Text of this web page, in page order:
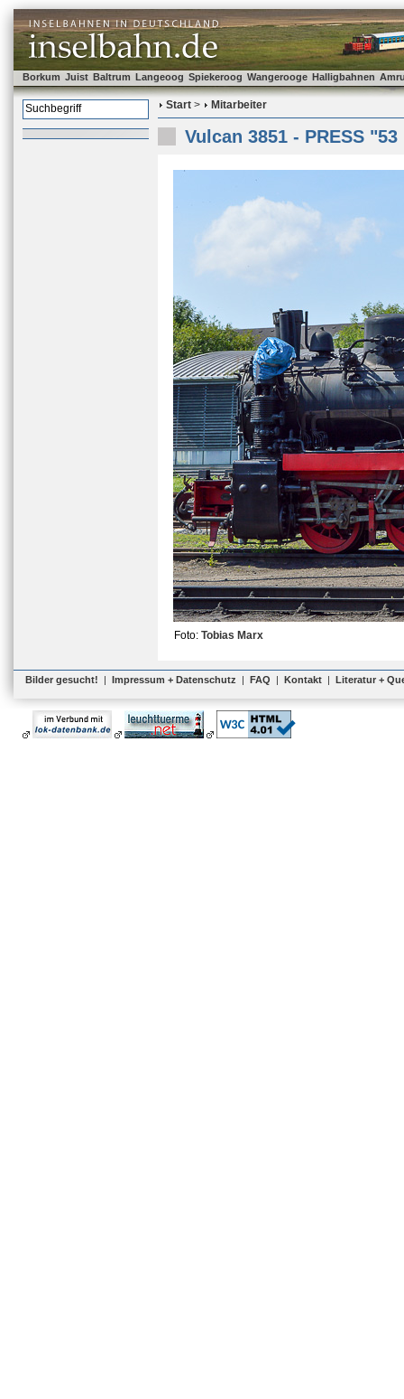
Borkum Juist Baltrum Langeoog Spiekeroog Wangerooge Halligbahnen
Start > Mitarbeiter
Vulcan 3851 - PRESS "53
Foto: Tobias Marx
Bilder gesucht! | Impressum + Datenschutz | FAQ | Kontakt | Literatur +